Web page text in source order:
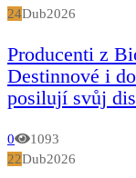
24Dub2026
Producenti z
Destinnové i
posilují svůj
0
1093
22Dub2026